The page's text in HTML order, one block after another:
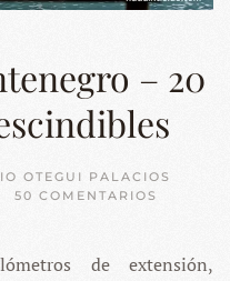
– 20
OTEGUI PALACIOS
50 COMENTARIOS
EN
EN
de extensión,